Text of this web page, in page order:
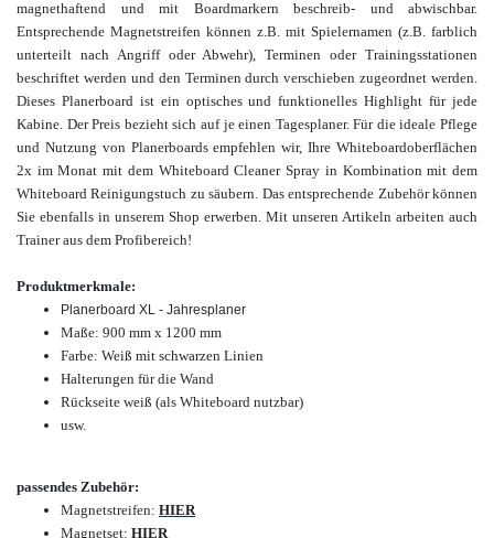
magnethaftend und mit Boardmarkern beschreib- und abwischbar.
Entsprechende Magnetstreifen können z.B. mit Spielernamen (z.B. farblich
unterteilt nach Angriff oder Abwehr), Terminen oder Trainingsstationen
beschriftet werden und den Terminen durch verschieben zugeordnet werden.
Dieses Planerboard ist ein optisches und funktionelles Highlight für jede
Kabine. Der Preis bezieht sich auf je einen Tagesplaner.Für die ideale Pflege
und Nutzung von Planerboards empfehlen wir, Ihre Whiteboardoberflächen
2x im Monat mit dem Whiteboard Cleaner Spray in Kombination mit dem
Whiteboard Reinigungstuch zu säubern. Das entsprechende Zubehör können
Sie ebenfalls in unserem Shop erwerben. Mit unseren Artikeln arbeiten auch
Trainer aus dem Profibereich!
Produktmerkmale:
Planerboard XL - Jahresplaner
Maße: 900 mm x 1200 mm
Farbe: Weiß mit schwarzen Linien
Halterungen für die Wand
Rückseite weiß (als Whiteboard nutzbar)
usw.
passendes Zubehör:
Magnetstreifen: HIER
Magnetset: HIER